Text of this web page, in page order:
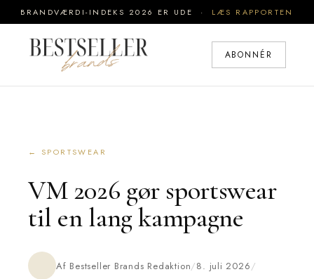
BRANDVÆRDI-INDEKS 2026 ER UDE · LÆS RAPPORTEN
ABONNÉR
← SPORTSWEAR
VM 2026 gør sportswear
til en lang kampagne
Af Bestseller Brands Redaktion/8. juli 2026/